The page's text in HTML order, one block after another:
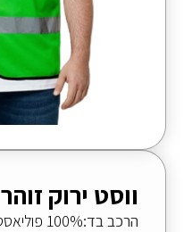
ווסט ירוק זוהר
הרכב בד:100% פוליאסטר.